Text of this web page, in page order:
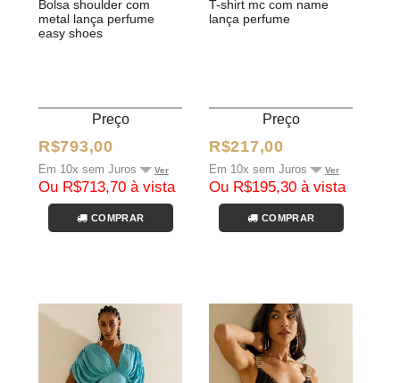
bolsa shoulder com
metal lança perfume
easy shoes
Preço
R$793,00
Em 10x sem Juros Ver
Ou R$713,70 à vista
COMPRAR
t-shirt mc com name
lança perfume
Preço
R$217,00
Em 10x sem Juros Ver
Ou R$195,30 à vista
COMPRAR